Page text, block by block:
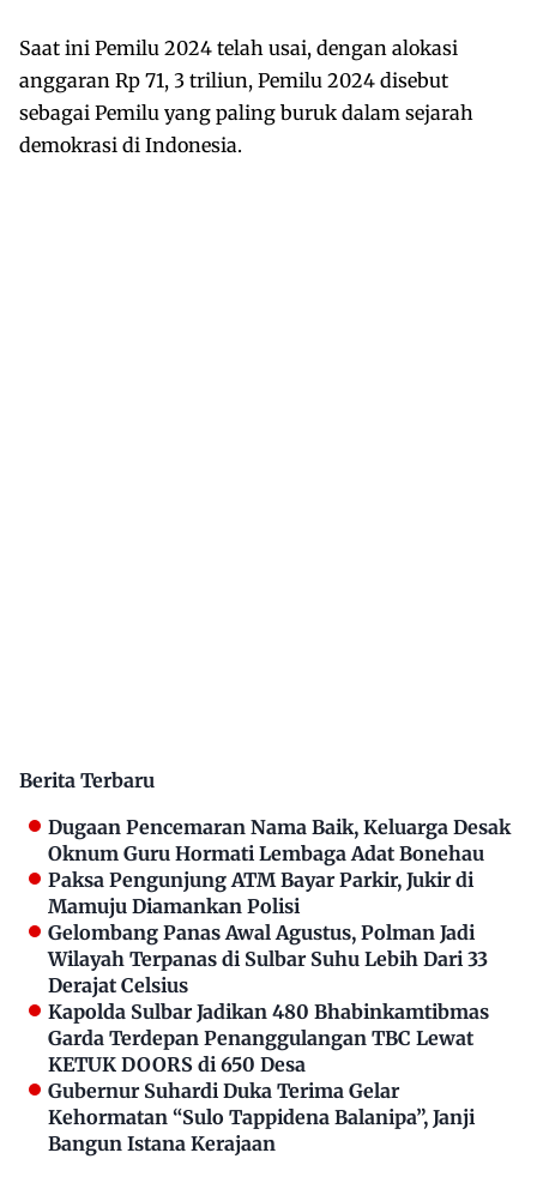
Saat ini Pemilu 2024 telah usai, dengan alokasi
anggaran Rp 71, 3 triliun, Pemilu 2024 disebut
sebagai Pemilu yang paling buruk dalam sejarah
demokrasi di Indonesia.
Berita Terbaru
Dugaan Pencemaran Nama Baik, Keluarga Desak
Oknum Guru Hormati Lembaga Adat Bonehau
Paksa Pengunjung ATM Bayar Parkir, Jukir di
Mamuju Diamankan Polisi
Gelombang Panas Awal Agustus, Polman Jadi
Wilayah Terpanas di Sulbar Suhu Lebih Dari 33
Derajat Celsius
Kapolda Sulbar Jadikan 480 Bhabinkamtibmas
Garda Terdepan Penanggulangan TBC Lewat
KETUK DOORS di 650 Desa
Gubernur Suhardi Duka Terima Gelar
Kehormatan “Sulo Tappidena Balanipa”, Janji
Bangun Istana Kerajaan